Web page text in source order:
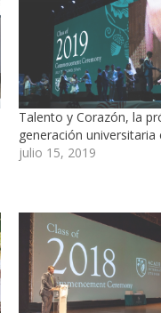
Talento y Corazón, la
generación universitaria
julio 15, 2019